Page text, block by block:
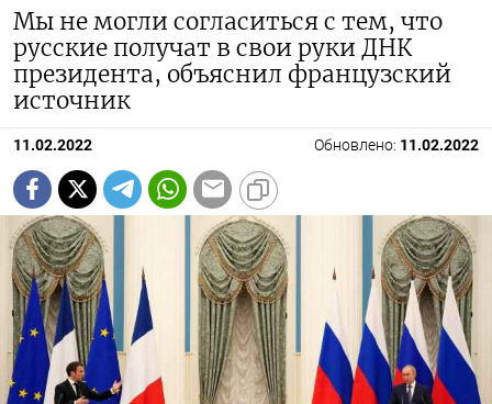
Мы не могли согласиться с тем, что
русские получат в свои руки ДНК
президента, объяснил французский
источник
11.02.2022 Обновлено: 11.02.2022